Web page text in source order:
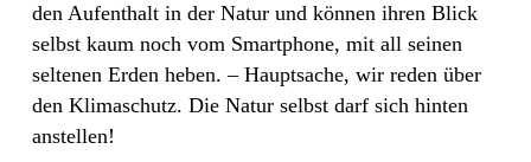
den Aufenthalt in der Natur und können ihren Blick
selbst kaum noch vom Smartphone, mit all seinen
seltenen Erden heben. – Hauptsache, wir reden über
den Klimaschutz. Die Natur selbst darf sich hinten
anstellen!